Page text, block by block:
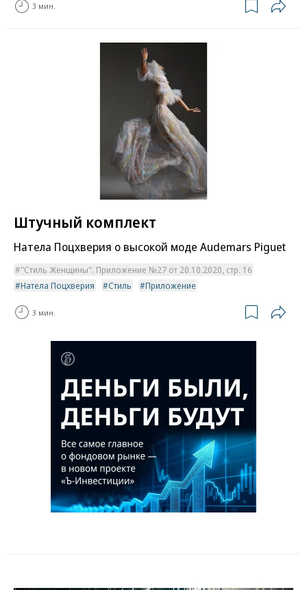
3 мин.
Штучный комплект
Натела Поцхверия о высокой моде Audemars Piguet
"Стиль Женщины". Приложение №27 от 20.10.2020, стр. 16
Натела Поцхверия
Стиль Приложение
3 мин.